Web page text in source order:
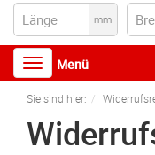
mm
Toggle
navigation
Menü
Sie sind hier: